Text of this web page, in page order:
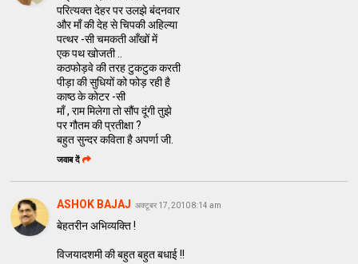
परित्यक्त देहर पर उलझे बंदनवार
और माँ की देह से चिपकी अहिल्या
पत्थर -सी चमकती आँखों में
एक पथ खोजती ..
कठफोड़वे की तरह टुकटुक करती
पीड़ा की सुधियों को फोड़ रही है
काष्ठ के कोटर -सी
माँ , राम मिलेगा तो सौंप दूंगी तुझे
पर गौतम की प्रतीक्षा ?
बहुत सुन्दर कविता है अपर्णा जी.
जवाब दें
ASHOK BAJAJ अक्टूबर 17, 2010 8:14 am
बेहतरीन अभिव्यक्ति !
विजयादशमी की बहुत बहुत बधाई !!